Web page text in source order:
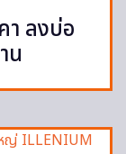
า ลงบ่อ
น